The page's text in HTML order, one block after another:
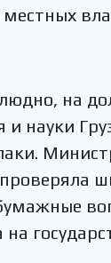
на
науки